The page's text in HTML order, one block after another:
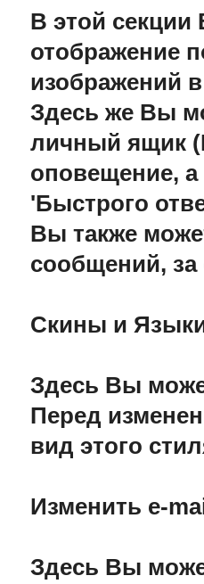
В этой секции
отображение
изображений
Здесь же Вы
личный ящик
оповещение,
'Быстрого
Вы также
сообщений,
Скины и
Здесь Вы
Перед
вид этого
Изменить e-
Здесь Вы